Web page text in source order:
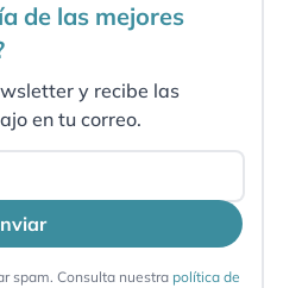
de las mejores
y recibe las
en tu correo.
spam. Consulta nuestra política de